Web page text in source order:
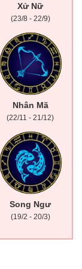
Xử Nữ
(23/8 - 22/9)
Nhân Mã
(22/11 - 21/12)
Song Ngư
(19/2 - 20/3)